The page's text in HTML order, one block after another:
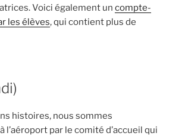
Voici également un compte-
les élèves, qui contient plus de
histoires, nous sommes
l’aéroport par le comité d’accueil qui